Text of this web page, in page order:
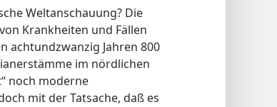
Weltanschauung? Die
Krankheiten und Fällen
achtundzwanzig Jahren 800
im nördlichen
noch moderne
mit der Tatsache, daß es